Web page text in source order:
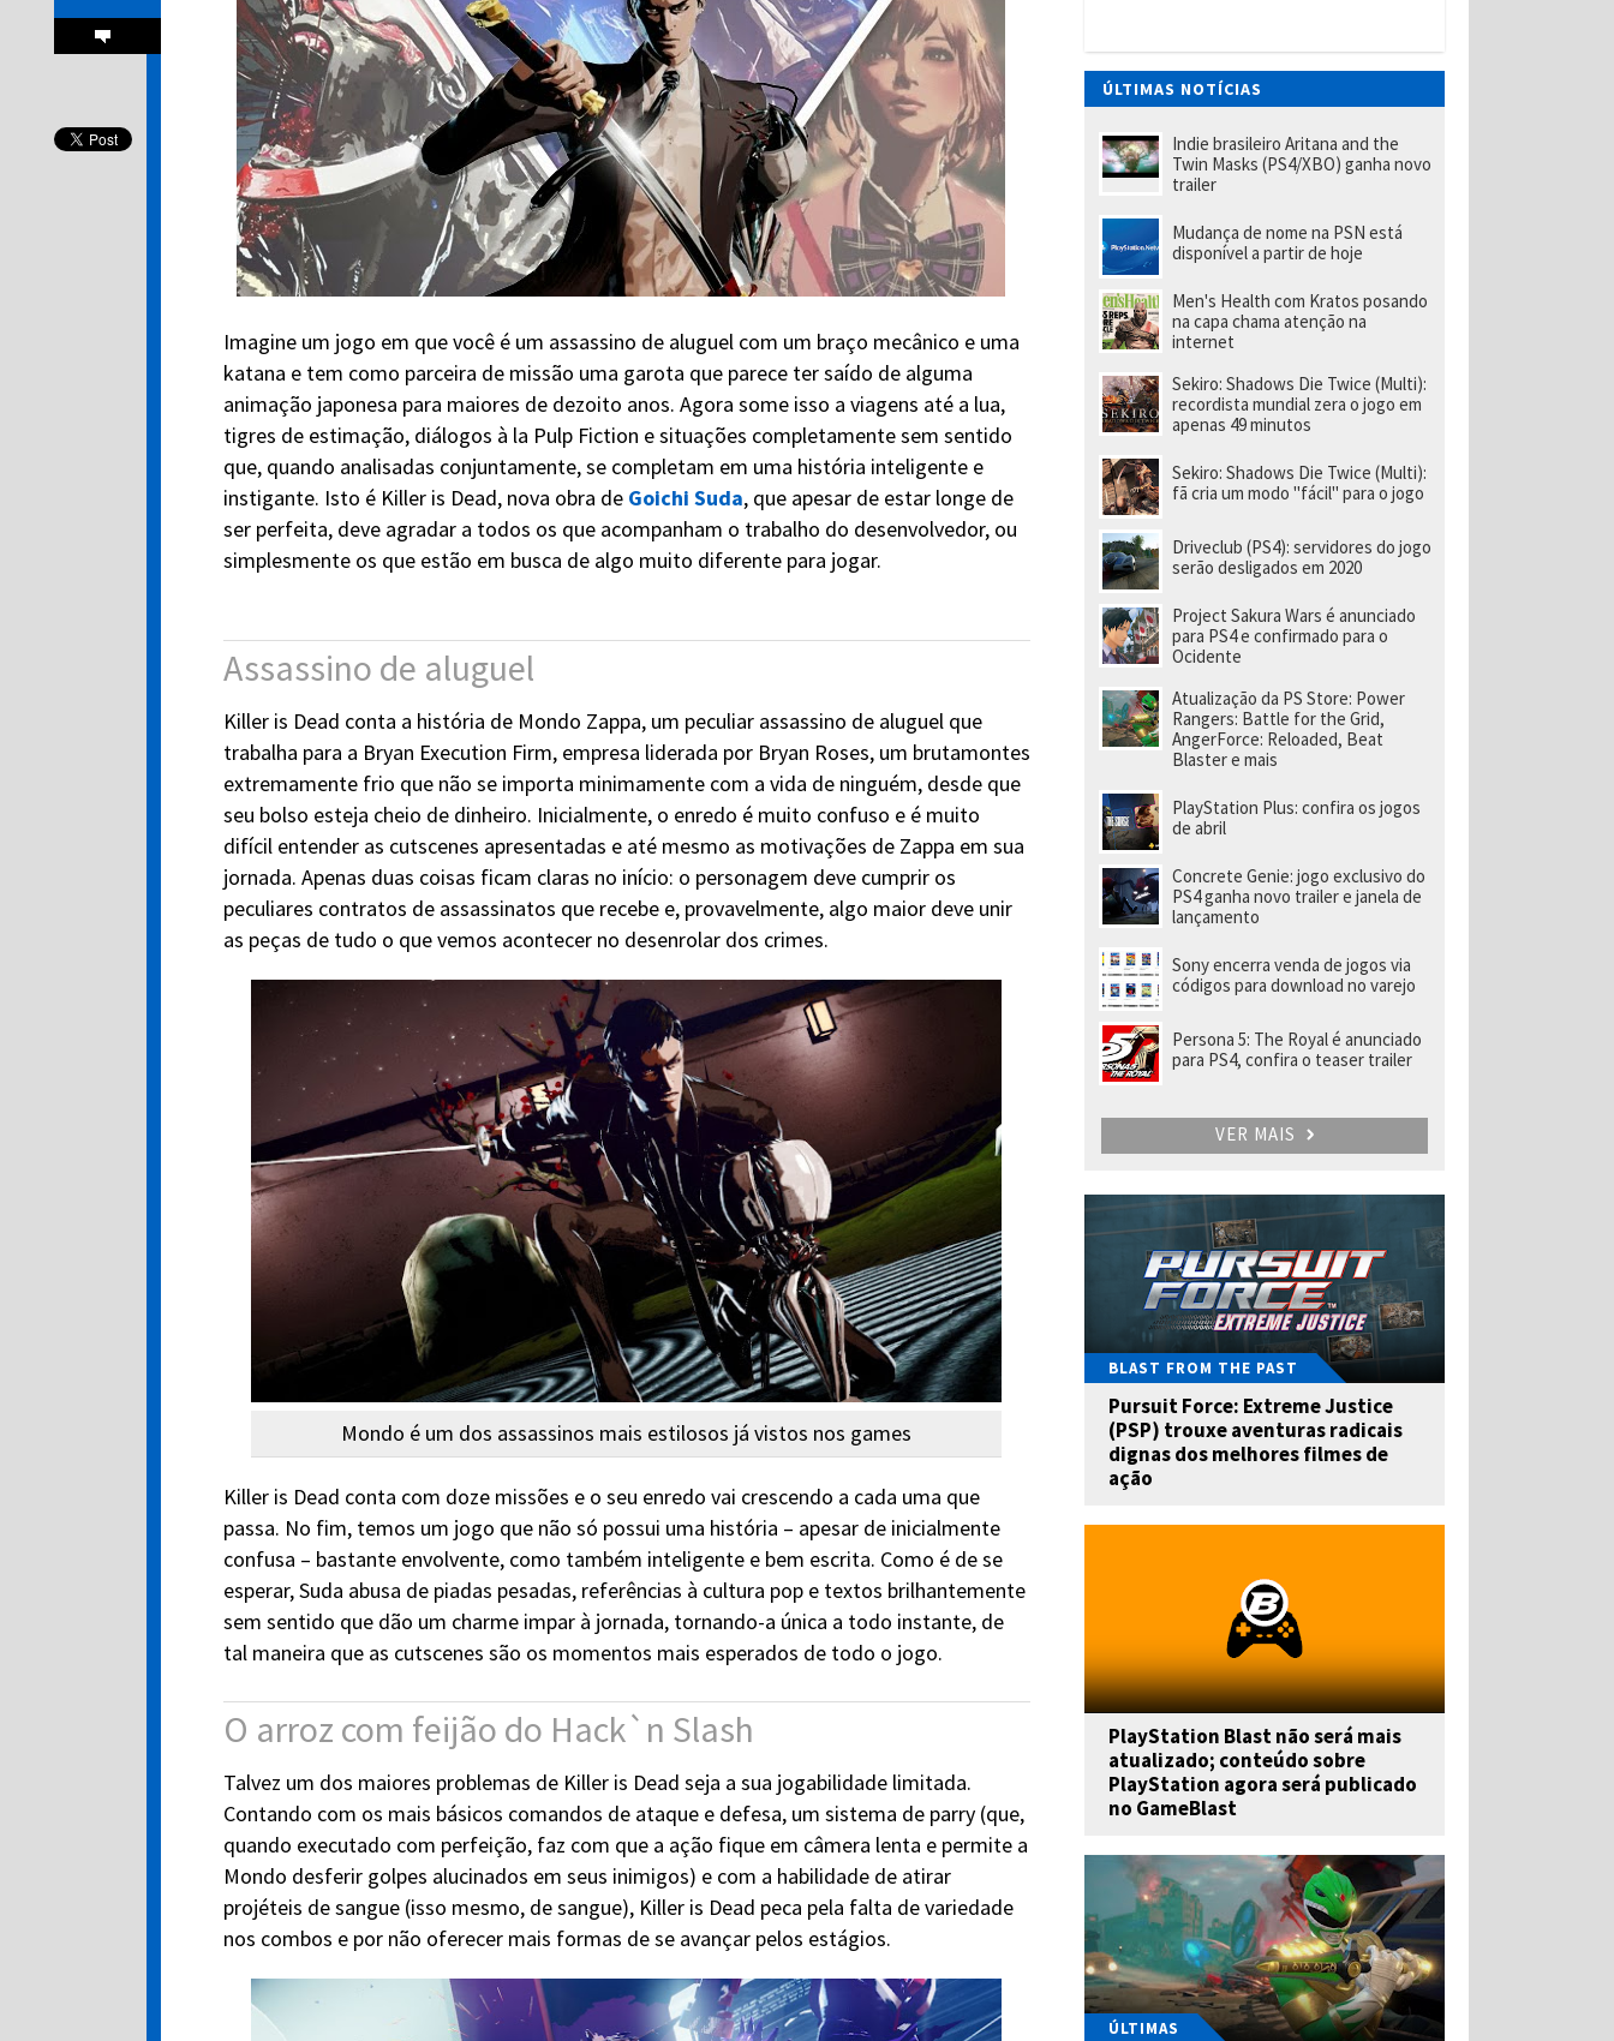
e
Imagine um jogo em que você é um assassino de aluguel com um braço mecânico e uma
katana e tem como parceira de missão uma garota que parece ter saído de alguma
animação japonesa para maiores de dezoito anos. Agora some isso a viagens até a lua,
tigres de estimação, diálogos à la Pulp Fiction e situações completamente sem sentido
que, quando analisadas conjuntamente, se completam em uma história inteligente e
instigante. Isto é Killer is Dead, nova obra deGoichi Suda, que apesar de estar longe de
ser perfeita, deve agradar a todos os que acompanham o trabalho do desenvolvedor, ou
simplesmente os que estão em busca de algo muito diferente para jogar.
Assassino de aluguel
Killer is Dead conta a história de Mondo Zappa, um peculiar assassino de aluguel que
trabalha para a Bryan Execution Firm, empresa liderada por Bryan Roses, um brutamontes
extremamente frio que não se importa minimamente com a vida de ninguém, desde que
seu bolso esteja cheio de dinheiro. Inicialmente, o enredo é muito confuso e é muito
difícil entender as cutscenes apresentadas e até mesmo as motivações de Zappa em sua
jornada. Apenas duas coisas ficam claras no início: o personagem deve cumprir os
peculiares contratos de assassinatos que recebe e, provavelmente, algo maior deve unir
as peças de tudo o que vemos acontecer no desenrolar dos crimes.
Mondo é um dos assassinos mais estilosos já vistos nos games
Killer is Dead conta com doze missões e o seu enredo vai crescendo a cada uma que
passa. No fim, temos um jogo que não só possui uma história – apesar de inicialmente
confusa – bastante envolvente, como também inteligente e bem escrita. Como é de se
esperar, Suda abusa de piadas pesadas, referências à cultura pop e textos brilhantemente
sem sentido que dão um charme impar à jornada, tornando-a única a todo instante, de
tal maneira que as cutscenes são os momentos mais esperados de todo o jogo.
O arroz com feijão do Hack`n Slash
Talvez um dos maiores problemas de Killer is Dead seja a sua jogabilidade limitada.
Contando com os mais básicos comandos de ataque e defesa, um sistema de parry (que,
quando executado com perfeição, faz com que a ação fique em câmera lenta e permite a
Mondo desferir golpes alucinados em seus inimigos) e com a habilidade de atirar
projéteis de sangue (isso mesmo, de sangue), Killer is Dead peca pela falta de variedade
nos combos e por não oferecer mais formas de se avançar pelos estágios.
ÚLTIMAS NOTÍCIAS
Indie brasileiro Aritana and the
Twin Masks (PS4/XBO) ganha novo
trailer
Mudança de nome na PSN está
disponível a partir de hoje
Men's Health com Kratos posando
na capa chama atenção na
internet
Sekiro: Shadows Die Twice (Multi):
recordista mundial zera o jogo em
apenas 49 minutos
Sekiro: Shadows Die Twice (Multi):
fã cria um modo "fácil" para o jogo
Driveclub (PS4): servidores do jogo
serão desligados em 2020
Project Sakura Wars é anunciado
para PS4 e confirmado para o
Ocidente
Atualização da PS Store: Power
Rangers: Battle for the Grid,
AngerForce: Reloaded, Beat
Blaster e mais
PlayStation Plus: confira os jogos
de abril
Concrete Genie: jogo exclusivo do
PS4 ganha novo trailer e janela de
lançamento
Sony encerra venda de jogos via
códigos para download no varejo
Persona 5: The Royal é anunciado
para PS4, confira o teaser trailer
VER MAIS
BLAST FROM THE PAST
Pursuit Force: Extreme Justice
(PSP) trouxe aventuras radicais
dignas dos melhores filmes de
ação
PlayStation Blast não será mais
atualizado; conteúdo sobre
PlayStation agora será publicado
no GameBlast
ÚLTIMAS